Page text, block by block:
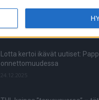
Poliisi varoittaa
koronahuijauksesta Suomessa!
15.3.2020
Lotta kertoi ikävät uutiset:
onnettomuudessa
24.12.2025